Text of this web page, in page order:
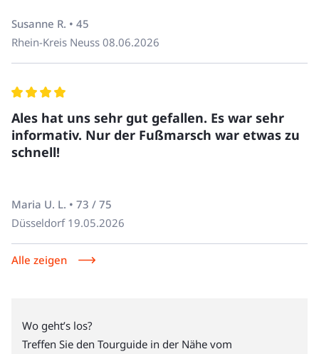
Endpunkt wird etwa 3 Tage vor Tourbeginn festgelegt
und kann auf Nachfrage gerne mitgeteilt werden.
Unsere Touren sind nicht barrierefrei. Wenn Sie Fragen
haben, rufen Sie uns an unter +49 30 220 273 10.
Susanne R. • 45
Rhein-Kreis Neuss 08.06.2026
Ales hat uns sehr gut gefallen. Es war sehr
informativ. Nur der Fußmarsch war etwas zu
schnell!
Maria U. L. • 73 / 75
Düsseldorf 19.05.2026
Alle zeigen
Wo geht’s los?
Treffen Sie den Tourguide in der Nähe vom